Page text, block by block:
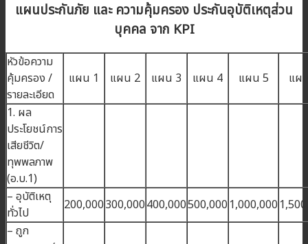
แผนประกันภัย และ ความคุ้มครอง ประกันอุบัติเหตุส่วน
บุคคล จาก KPI
หัวข้อความ
คุ้มครอง /
รายละเอียด
แผน 1 แผน 2 แผน 3 แผน 4 แผน 5 แผ
1. ผล
ประโยชน์การ
เสียชีวิต/
ทุพพลภาพ
(อ.บ.1)
– อุบัติเหตุ
ทั่วไป
200,000300,000400,000500,000 1,000,000
– ถูก